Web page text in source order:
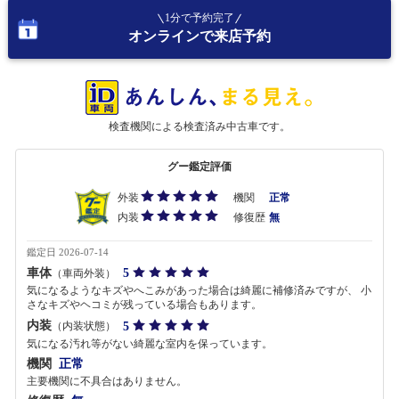
1分で予約完了
オンラインで来店予約
検査機関による検査済み中古車です。
グー鑑定評価
外装 機関
正常
内装
修復歴 無
鑑定日 2026-07-14
車体（車両外装） 5
気になるようなキズやへこみがあった場合は綺麗に補修済みですが、 小
さなキズやヘコミが残っている場合もあります。
内装 （内装状態） 5
気になる汚れ等がない綺麗な室内を保っています。
機関 正常
主要機関に不具合はありません。